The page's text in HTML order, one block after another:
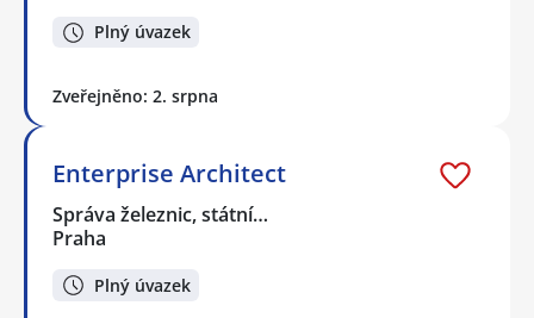
Plný úvazek
Zveřejněno: 2. srpna
Enterprise Architect
Správa železnic, státní…
Praha
Plný úvazek